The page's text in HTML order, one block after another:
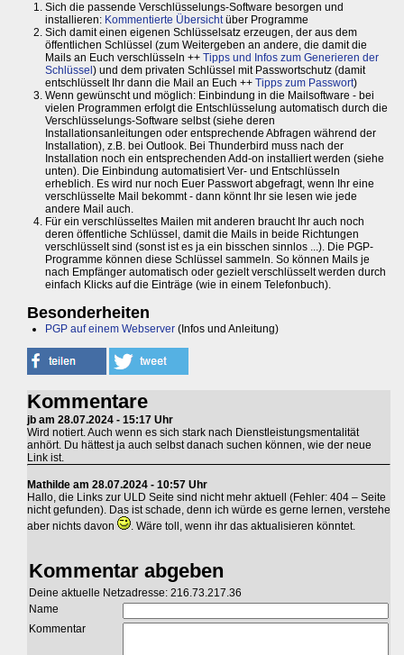
Sich die passende Verschlüsselungs-Software besorgen und
installieren: Kommentierte Übersichtüber Programme
Sich damit einen eigenen Schlüsselsatz erzeugen, der aus dem
öffentlichen Schlüssel (zum Weitergeben an andere, die damit die
Mails an Euch verschlüsseln ++ Tipps und Infos zum Generieren der
Schlüssel ) und dem privaten Schlüssel mit Passwortschutz (damit
entschlüsselt Ihr dann die Mail an Euch ++ Tipps zum Passwort)
Wenn gewünscht und möglich: Einbindung in die Mailsoftware - bei
vielen Programmen erfolgt die Entschlüsselung automatisch durch die
Verschlüsselungs-Software selbst (siehe deren
Installationsanleitungen oder entsprechende Abfragen während der
Installation), z.B. bei Outlook. Bei Thunderbird muss nach der
Installation noch ein entsprechenden Add-on installiert werden (siehe
unten). Die Einbindung automatisiert Ver- und Entschlüsseln
erheblich. Es wird nur noch Euer Passwort abgefragt, wenn Ihr eine
verschlüsselte Mail bekommt - dann könnt Ihr sie lesen wie jede
andere Mail auch.
Für ein verschlüsseltes Mailen mit anderen braucht Ihr auch noch
deren öffentliche Schlüssel, damit die Mails in beide Richtungen
verschlüsselt sind (sonst ist es ja ein bisschen sinnlos ...). Die PGP-
Programme können diese Schlüssel sammeln. So können Mails je
nach Empfänger automatisch oder gezielt verschlüsselt werden durch
einfach Klicks auf die Einträge (wie in einem Telefonbuch).
Besonderheiten
PGP auf einem Webserver (Infos und Anleitung)
Kommentare
jb am 28.07.2024 - 15:17 Uhr
Wird notiert. Auch wenn es sich stark nach Dienstleistungsmentalität
anhört. Du hättest ja auch selbst danach suchen können, wie der neue
Link ist.
Mathilde am 28.07.2024 - 10:57 Uhr
Hallo, die Links zur ULD Seite sind nicht mehr aktuell (Fehler: 404 – Seite
nicht gefunden). Das ist schade, denn ich würde es gerne lernen, verstehe
aber nichts davon
. Wäre toll, wenn ihr das aktualisieren könntet.
Kommentar abgeben
Deine aktuelle Netzadresse: 216.73.217.36
Name
Kommentar